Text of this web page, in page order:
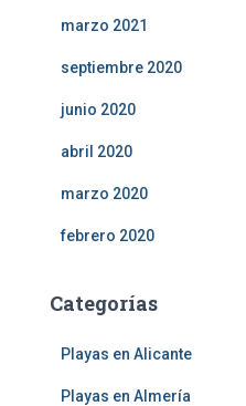
marzo 2021
septiembre 2020
junio 2020
abril 2020
marzo 2020
febrero 2020
Categorías
Playas en Alicante
Playas en Almería